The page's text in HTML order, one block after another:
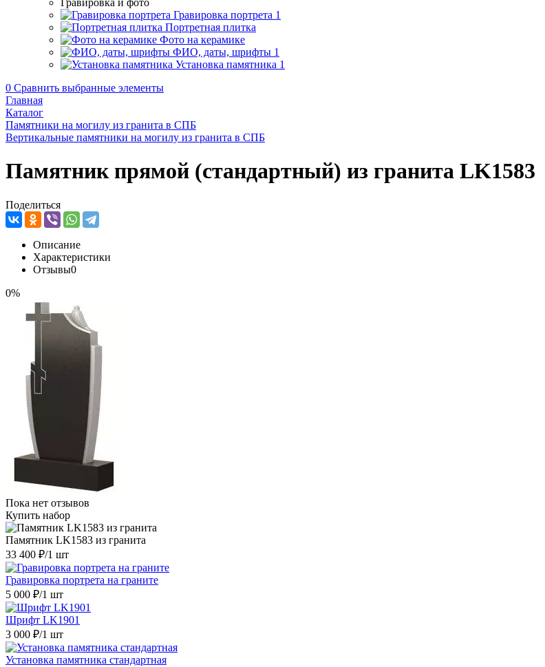
Гравировка и фото
Гравировка портрета 1
Портретная плитка
Фото на керамике
ФИО, даты, шрифты 1
Установка памятника 1
0 Сравнить выбранные элементы
Главная
Каталог
Памятники на могилу из гранита в СПБ
Вертикальные памятники на могилу из гранита в СПБ
Памятник прямой (стандартный) из гранита LK1583
Поделиться
Описание
Характеристики
Отзывы0
0%
Пока нет отзывов
Купить набор
Памятник LK1583 из гранита
33 400 ₽/1 шт
Гравировка портрета на граните
5 000 ₽/1 шт
Шрифт LK1901
3 000 ₽/1 шт
Установка памятника стандартная